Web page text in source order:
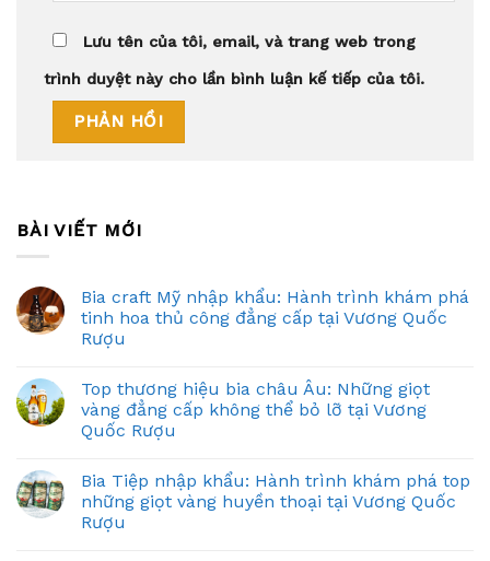
Lưu tên của tôi, email, và trang web trong
trình duyệt này cho lần bình luận kế tiếp của tôi.
BÀI VIẾT MỚI
Bia craft Mỹ nhập khẩu: Hành trình khám phá
tinh hoa thủ công đẳng cấp tại Vương Quốc
Rượu
Top thương hiệu bia châu Âu: Những giọt
vàng đẳng cấp không thể bỏ lỡ tại Vương
Quốc Rượu
Bia Tiệp nhập khẩu: Hành trình khám phá top
những giọt vàng huyền thoại tại Vương Quốc
Rượu